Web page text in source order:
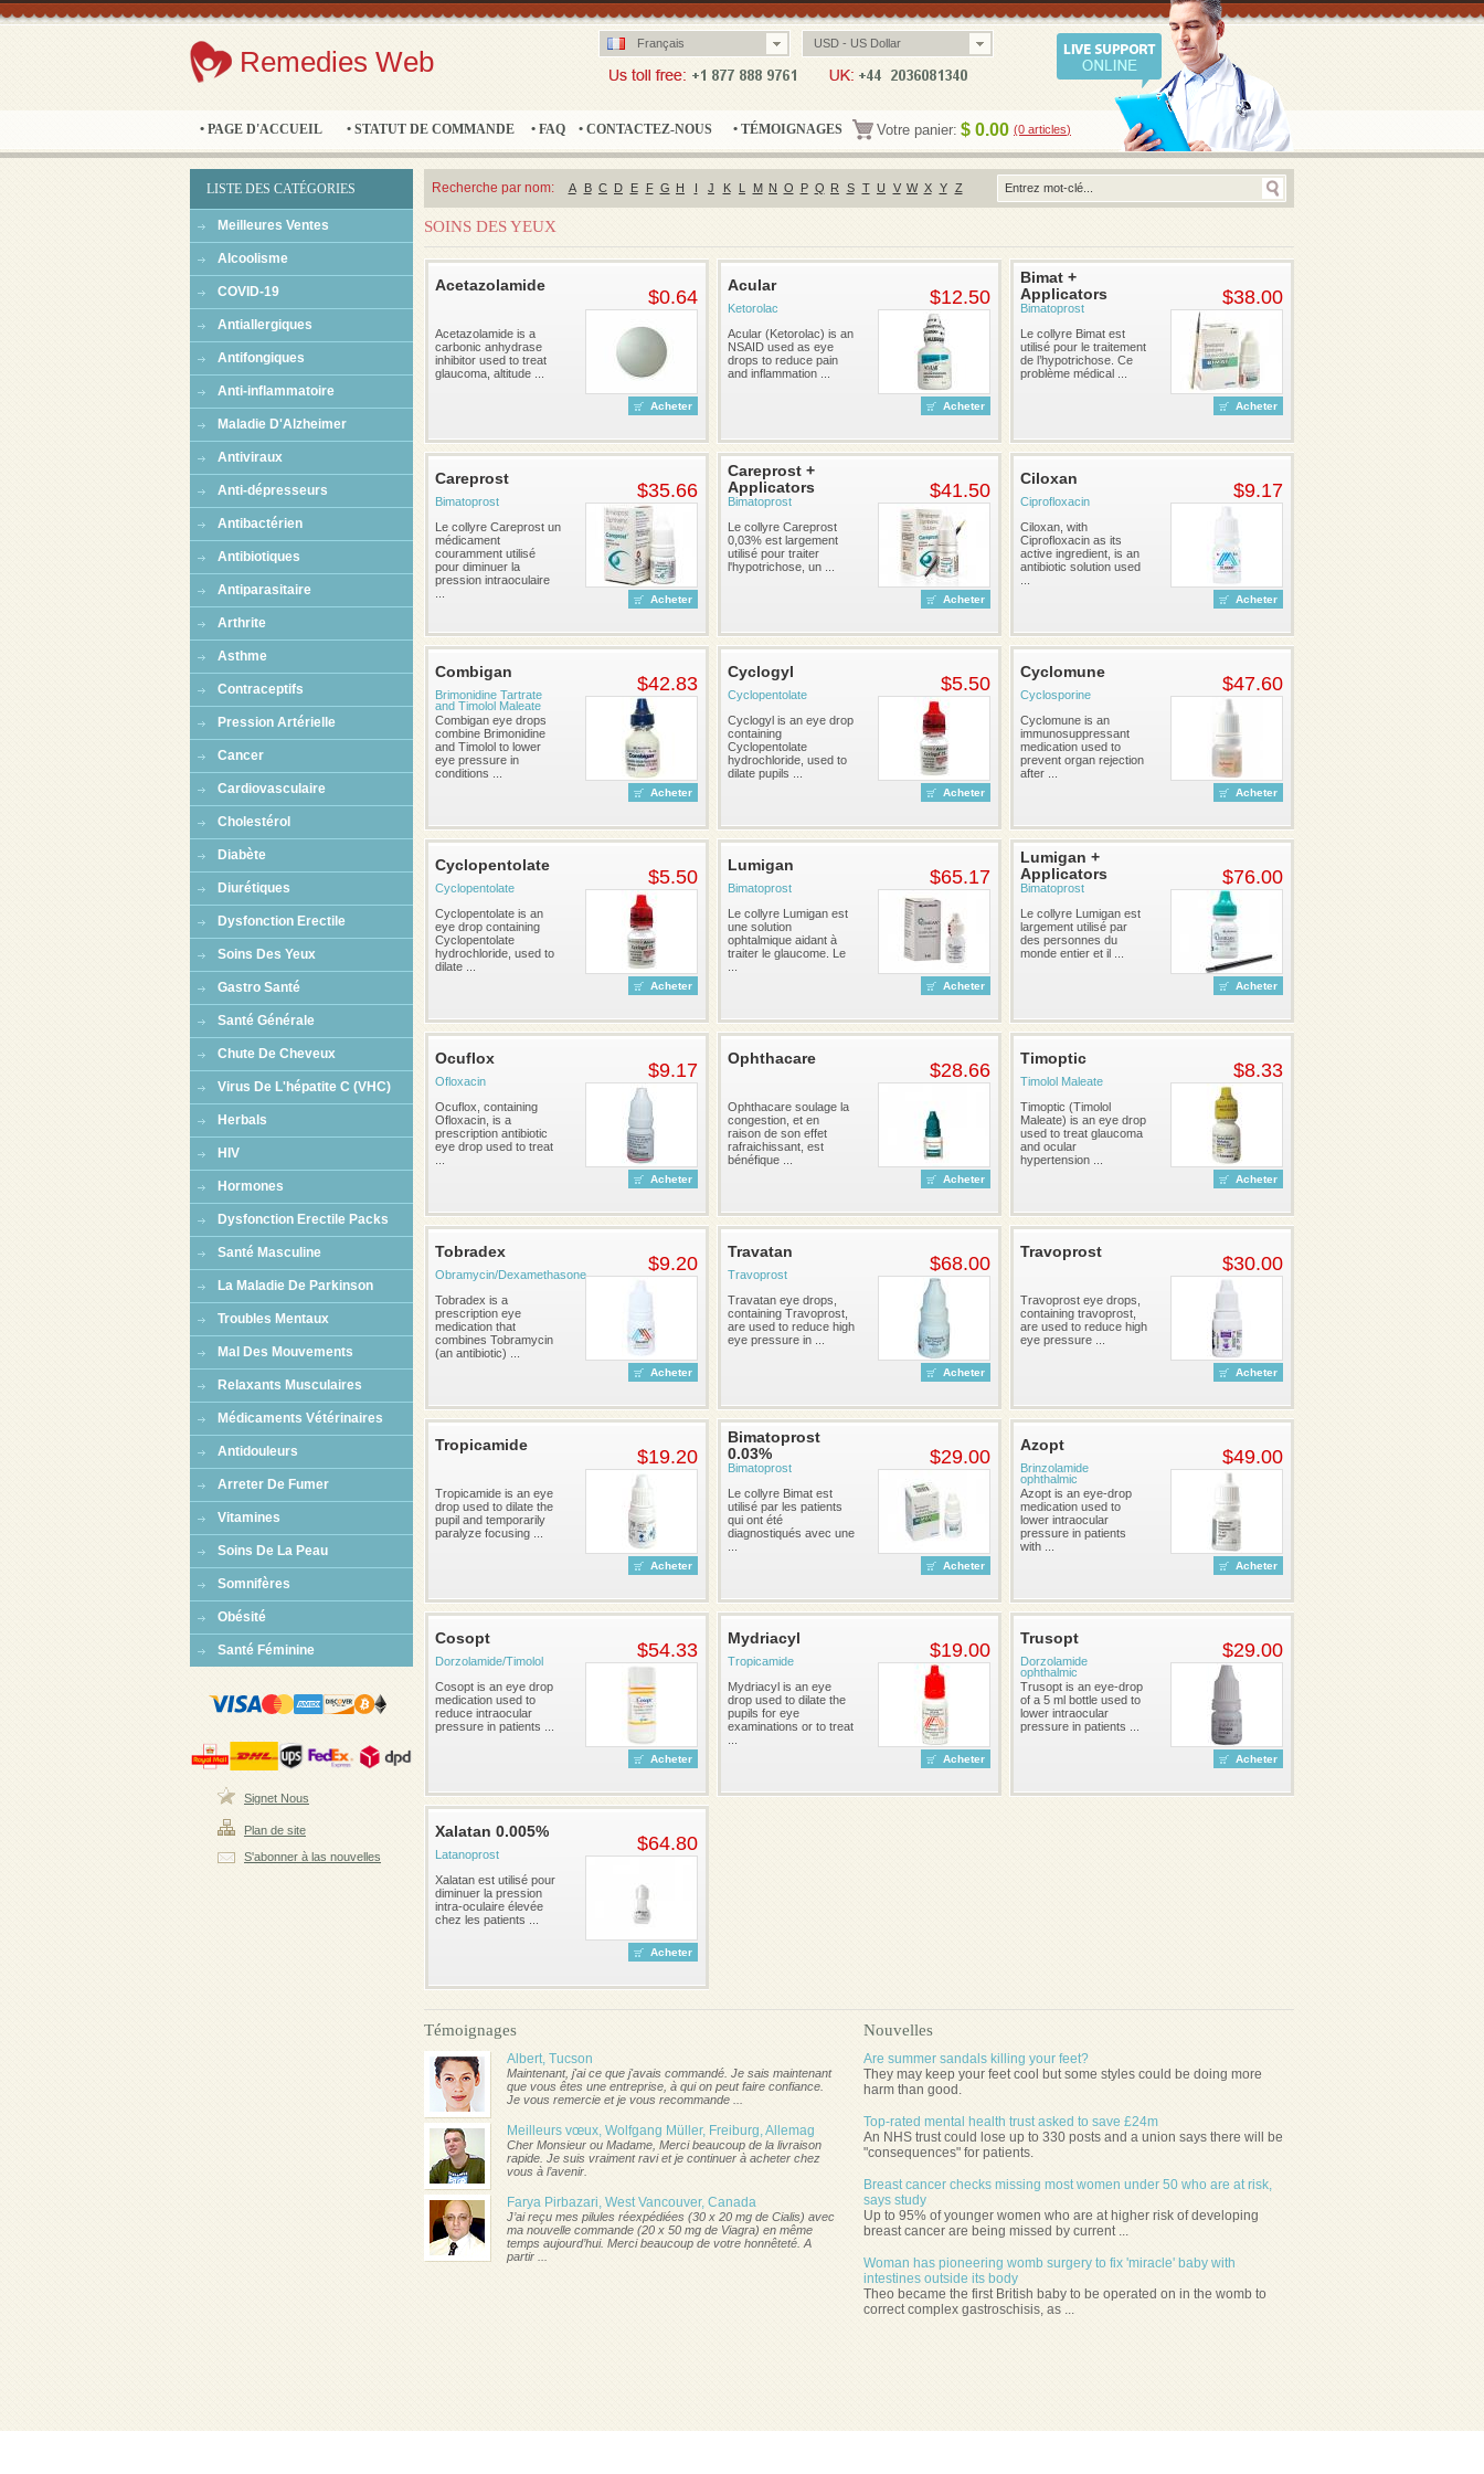
Remedies Web
Français USD - US Dollar
• PAGE D'ACCUEIL • STATUT DE COMMANDE • FAQ • CONTACTEZ-NOUS • TÉMOIGNAGES Votre panier: $ 0.00 (0 articles)
LISTE DES CATÉGORIES
Meilleures Ventes
Alcoolisme
COVID-19
Antiallergiques
Antifongiques
Anti-inflammatoire
Maladie D'Alzheimer
Antiviraux
Anti-dépresseurs
Antibactérien
Antibiotiques
Antiparasitaire
Arthrite
Asthme
Contraceptifs
Pression Artérielle
Cancer
Cardiovasculaire
Cholestérol
Diabète
Diurétiques
Dysfonction Erectile
Soins Des Yeux
Gastro Santé
Santé Générale
Chute De Cheveux
Virus De L'hépatite C (VHC)
Herbals
HIV
Hormones
Dysfonction Erectile Packs
Santé Masculine
La Maladie De Parkinson
Troubles Mentaux
Mal Des Mouvements
Relaxants Musculaires
Médicaments Vétérinaires
Antidouleurs
Arreter De Fumer
Vitamines
Soins De La Peau
Somnifères
Obésité
Santé Féminine
Signet Nous
Plan de site
S'abonner à las nouvelles
Recherche par nom: A B C D E F G H I J K L M N O P Q R S T U V W X Y Z
SOINS DES YEUX
Acetazolamide
Acetazolamide is a
carbonic anhydrase
inhibitor used to treat
glaucoma, altitude ...
$0.64
Acheter
Acular
Ketorolac
Acular (Ketorolac) is an
NSAID used as eye
drops to reduce pain
and inflammation ...
$12.50
Acheter
Bimat +
Applicators
Bimatoprost
Le collyre Bimat est
utilisé pour le traitement
de l’hypotrichose. Ce
problème médical ...
$38.00
Acheter
Careprost
Bimatoprost
Le collyre Careprost un
médicament
couramment utilisé
pour diminuer la
pression intraoculaire
$35.66
Acheter
Careprost +
Applicators
Bimatoprost
Le collyre Careprost
0,03% est largement
utilisé pour traiter
l'hypotrichose, un ...
$41.50
Acheter
Ciloxan
Ciprofloxacin
Ciloxan, with
Ciprofloxacin as its
active ingredient, is an
antibiotic solution used
$9.17
Acheter
Combigan
Brimonidine Tartrate
and Timolol Maleate
Combigan eye drops
combine Brimonidine
and Timolol to lower
eye pressure in
conditions ...
$42.83
Acheter
Cyclogyl
Cyclopentolate
Cyclogyl is an eye drop
containing
Cyclopentolate
hydrochloride, used to
dilate pupils ...
$5.50
Acheter
Cyclomune
Cyclosporine
Cyclomune is an
immunosuppressant
medication used to
prevent organ rejection
after ...
$47.60
Acheter
Cyclopentolate
Cyclopentolate
Cyclopentolate is an
eye drop containing
Cyclopentolate
hydrochloride, used to
dilate ...
$5.50
Acheter
Lumigan
Bimatoprost
Le collyre Lumigan est
une solution
ophtalmique aidant à
traiter le glaucome. Le
$65.17
Acheter
Lumigan +
Applicators
Bimatoprost
Le collyre Lumigan est
largement utilisé par
des personnes du
monde entier et il ...
$76.00
Acheter
Ocuflox
Ofloxacin
Ocuflox, containing
Ofloxacin, is a
prescription antibiotic
eye drop used to treat
$9.17
Acheter
Ophthacare
Ophthacare soulage la
congestion, et en
raison de son effet
rafraichissant, est
bénéfique ...
$28.66
Acheter
Timoptic
Timolol Maleate
Timoptic (Timolol
Maleate) is an eye drop
used to treat glaucoma
and ocular
hypertension ...
$8.33
Acheter
Tobradex
Obramycin/Dexamethasone
Tobradex is a
prescription eye
medication that
combines Tobramycin
(an antibiotic) ...
$9.20
Acheter
Travatan
Travoprost
Travatan eye drops,
containing Travoprost,
are used to reduce high
eye pressure in ...
$68.00
Acheter
Travoprost
Travoprost eye drops,
containing travoprost,
are used to reduce high
eye pressure ...
$30.00
Acheter
Tropicamide
Tropicamide is an eye
drop used to dilate the
pupil and temporarily
paralyze focusing ...
$19.20
Acheter
Bimatoprost
0.03%
Bimatoprost
Le collyre Bimat est
utilisé par les patients
qui ont été
diagnostiqués avec une
$29.00
Acheter
Azopt
Brinzolamide
ophthalmic
Azopt is an eye-drop
medication used to
lower intraocular
pressure in patients
with ...
$49.00
Acheter
Cosopt
Dorzolamide/Timolol
Cosopt is an eye drop
medication used to
reduce intraocular
pressure in patients ...
$54.33
Acheter
Mydriacyl
Tropicamide
Mydriacyl is an eye
drop used to dilate the
pupils for eye
examinations or to treat
$19.00
Acheter
Trusopt
Dorzolamide
ophthalmic
Trusopt is an eye-drop
of a 5 ml bottle used to
lower intraocular
pressure in patients ...
$29.00
Acheter
Xalatan 0.005%
Latanoprost
Xalatan est utilisé pour
diminuer la pression
intra-oculaire élevée
chez les patients ...
$64.80
Acheter
Témoignages
Albert, Tucson
Maintenant, j'ai ce que j'avais commandé. Je sais maintenant
que vous êtes une entreprise, à qui on peut faire confiance.
Je vous remercie et je vous recommande ...
Meilleurs vœux, Wolfgang Müller, Freiburg, Allemag
Cher Monsieur ou Madame, Merci beaucoup de la livraison
rapide. Je suis vraiment ravi et je continuer à acheter chez
vous à l’avenir.
Farya Pirbazari, West Vancouver, Canada
J’ai reçu mes pilules réexpédiées (30 x 20 mg de Cialis) avec
ma nouvelle commande (20 x 50 mg de Viagra) en même
temps aujourd’hui. Merci beaucoup de votre honnêteté. A
partir ...
Nouvelles
Are summer sandals killing your feet?
They may keep your feet cool but some styles could be doing more
harm than good.
Top-rated mental health trust asked to save £24m
An NHS trust could lose up to 330 posts and a union says there will be
"consequences" for patients.
Breast cancer checks missing most women under 50 who are at risk,
says study
Up to 95% of younger women who are at higher risk of developing
breast cancer are being missed by current ...
Woman has pioneering womb surgery to fix 'miracle' baby with
intestines outside its body
Theo became the first British baby to be operated on in the womb to
correct complex gastroschisis, as ...